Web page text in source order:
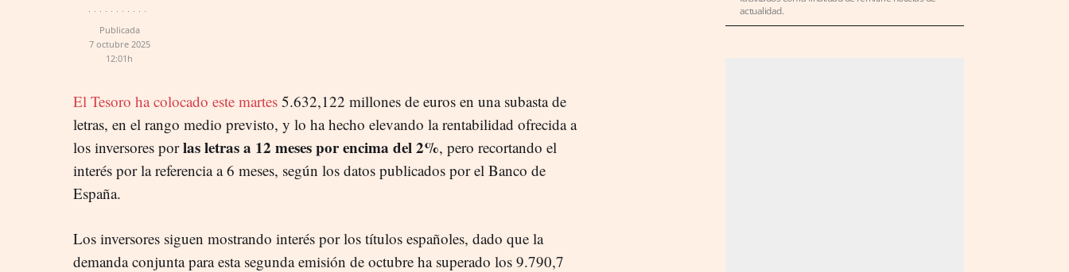
Publicada
7 octubre 2025
12:01h
El Tesoro ha colocado este martes 5.632,122 millones de euros en una subasta de
letras, en el rango medio previsto, y lo ha hecho elevando la rentabilidad ofrecida a
los inversores porlas letras a 12 meses por encima del 2%, pero recortando el
interés por la referencia a 6 meses, según los datos publicados por el Banco de
España.
Los inversores siguen mostrando interés por los títulos españoles, dado que la
demanda conjunta para esta segunda emisión de octubre ha superado los 9.790,7
actualidad.